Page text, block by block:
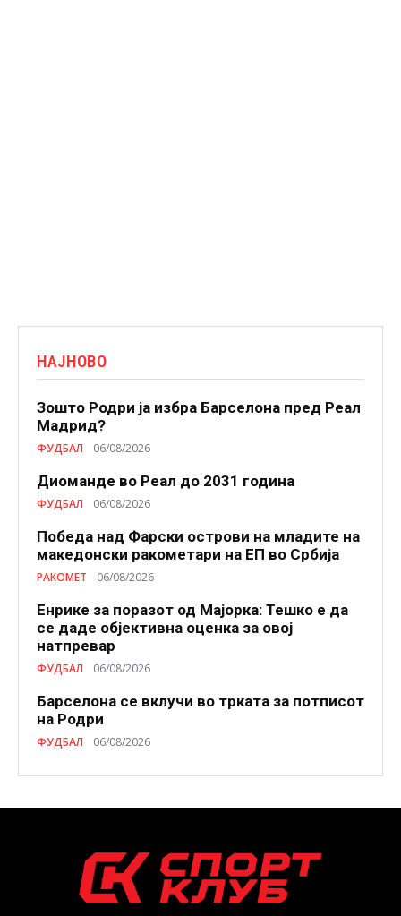
НАЈНОВО
Зошто Родри ја избра Барселона пред Реал
Мадрид?
ФУДБАЛ 06/08/2026
Диоманде во Реал до 2031 година
ФУДБАЛ 06/08/2026
Победа над Фарски острови на младите на
македонски ракометари на ЕП во Србија
РАКОМЕТ 06/08/2026
Енрике за поразот од Мајорка: Тешко е да
се даде објективна оценка за овој
натпревар
ФУДБАЛ 06/08/2026
Барселона се вклучи во трката за потписот
на Родри
ФУДБАЛ 06/08/2026